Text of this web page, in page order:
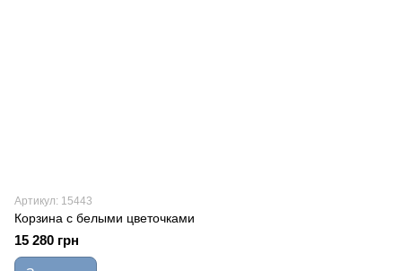
Артикул: 15443
Корзина с белыми цветочками
15 280 грн